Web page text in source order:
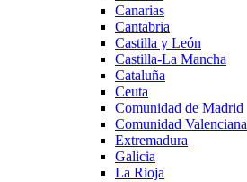
Canarias
Cantabria
Castilla y León
Castilla-La Mancha
Cataluña
Ceuta
Comunidad de Madrid
Comunidad Valenciana
Extremadura
Galicia
La Rioja